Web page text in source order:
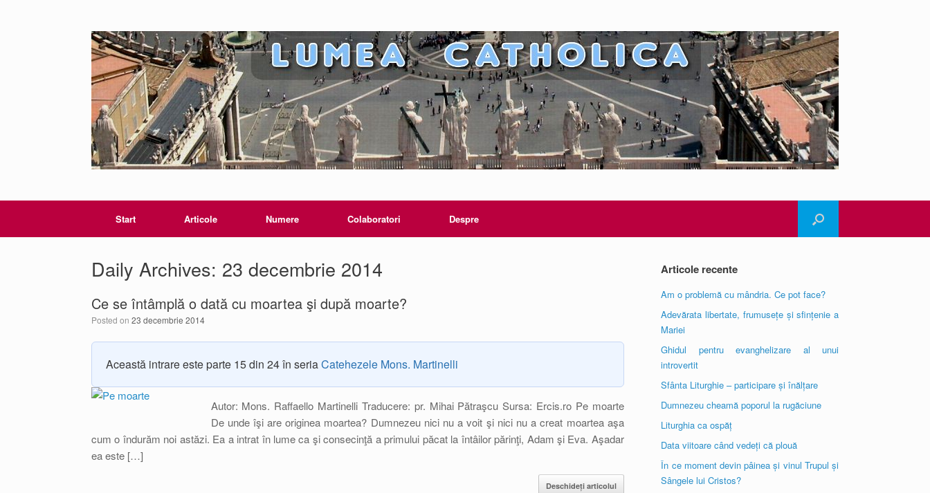
Start Articole Numere Colaboratori Despre
Daily Archives: 23 decembrie 2014
Ce se întâmplă o dată cu moartea şi după moarte?
Posted on 23 decembrie 2014
Această intrare este parte 15 din 24 în seriaCatehezele Mons. Martinelli
Autor: Mons. Raffaello Martinelli Traducere: pr. Mihai Pătraşcu Sursa: Ercis.ro Pe moarte
De unde îşi are originea moartea? Dumnezeu nici nu a voit şi nici nu a creat moartea aşa
cum o îndurăm noi astăzi. Ea a intrat în lume ca şi consecinţă a primului păcat la întâilor părinţi, Adam şi Eva. Aşadar
ea este […]
Deschideți articolul
Articole recente
Am o problemă cu mândria. Ce pot face?
Adevărata libertate, frumusețe și sfințenie a
Mariei
Ghidul pentru evanghelizare al unui
introvertit
Sfânta Liturghie – participare și înălțare
Dumnezeu cheamă poporul la rugăciune
Liturghia ca ospăț
Data viitoare când vedeți că plouă
În ce moment devin pâinea și vinul Trupul și
Sângele lui Cristos?